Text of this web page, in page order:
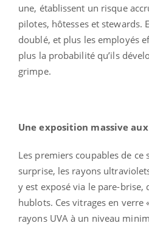
une, établissent un risque
pilotes, hôtesses et stewards.
doublé, et plus les employés
plus la probabilité qu’ils
grimpe.
Une exposition massive aux
Les premiers coupables de ce
surprise, les rayons
y est exposé via le pare-brise,
hublots. Ces vitrages en verre
rayons UVA à un niveau